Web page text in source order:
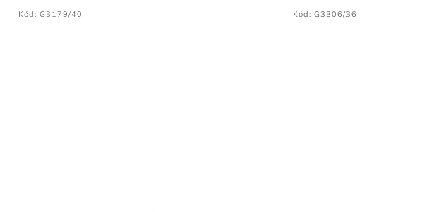
Kód:G3179/40 Kód:G3306/36